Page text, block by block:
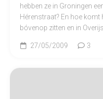
hebben ze in Groningen
Hérenstraat? En hoe komt
bóvenop zitten en in
27/05/2009 3